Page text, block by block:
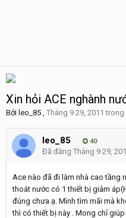
Xin hỏi ACE nghành
Bởi leo_85 , Tháng 9 29, 2011trong
leo_85 40
Đã đăng Tháng 9 29,
Ace nào đã đi làm nhà cao tầng
thoát nước có 1 thiết bị giảm
đúng chưa ạ. Mình tìm mãi mà
thì có thiết bị này . Mong chỉ